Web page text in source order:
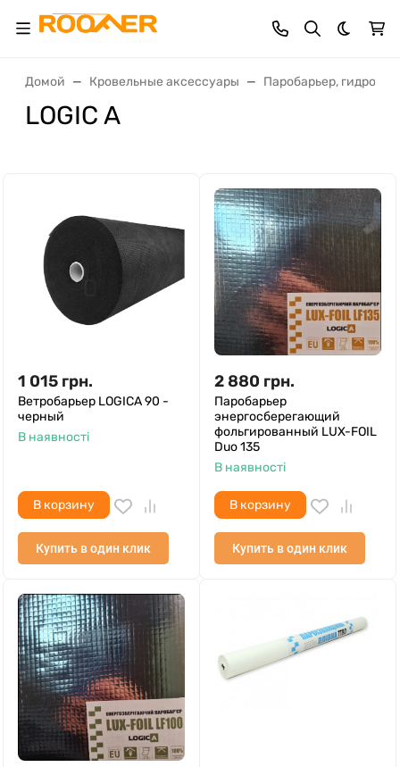
Темная
Домой Кровельные аксессуары Паробарьер,
LOGIC A
1 015 грн.
Ветробарьер LOGICA 90 -
черный
В наявності
В корзину
Купить в один клик
2 880 грн.
Паробарьер
энергосберегающий
фольгированный LUX-FOIL
Duo 135
В наявності
В корзину
Купить в один клик